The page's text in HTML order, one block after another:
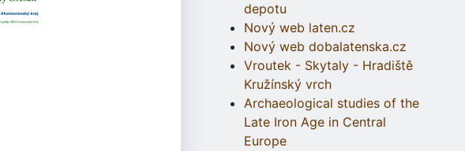
depotu
Nový web laten.cz
Nový web dobalatenska.cz
Vroutek - Skytaly - Hradiště
Kružínský vrch
Archaeological studies of the
Late Iron Age in Central
Europe